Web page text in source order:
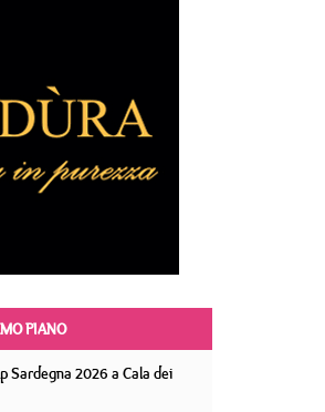
PIANO
Sardegna 2026 a Cala dei